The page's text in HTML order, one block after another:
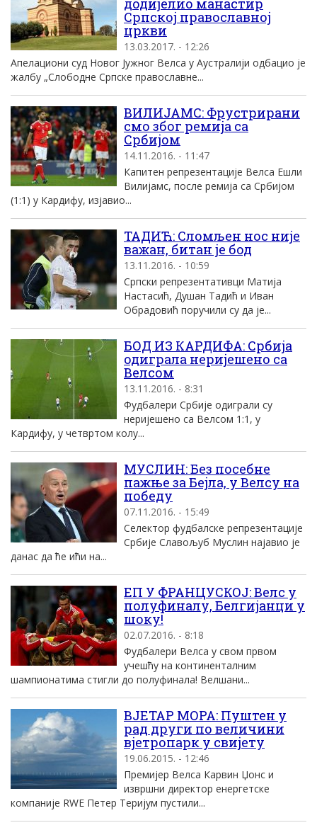
додијелио манастир
Српској православној
цркви
13.03.2017. - 12:26
Апелациони суд Новог Јужног Велса у Аустралији одбацио је
жалбу „Слободне Српске православне...
ВИЛИЈАМС: Фрустрирани
смо због ремија са
Србијом
14.11.2016. - 11:47
Капитен репрезентације Велса Ешли
Вилијамс, после ремија са Србијом
(1:1) у Кардифу, изјавио...
ТАДИЋ: Сломљен нос није
важан, битан је бод
13.11.2016. - 10:59
Српски репрезентативци Матија
Настасић, Душан Тадић и Иван
Обрадовић поручили су да је...
БОД ИЗ КАРДИФА: Србија
одиграла неријешено са
Велсом
13.11.2016. - 8:31
Фудбалери Србије одиграли су
неријешено са Велсом 1:1, у
Кардифу, у четвртом колу...
МУСЛИН: Без посебне
пажње за Бејла, у Велсу на
победу
07.11.2016. - 15:49
Селектор фудбалске репрезентације
Србије Славољуб Муслин најавио је
данас да ће ићи на...
ЕП У ФРАНЦУСКОЈ: Велс у
полуфиналу, Белгијанци у
шоку!
02.07.2016. - 8:18
Фудбалери Велса у свом првом
учешћу на континенталним
шампионатима стигли до полуфинала! Велшани...
ВЈЕТАР МОРА: Пуштен у
рад други по величини
вјетропарк у свијету
19.06.2015. - 12:46
Премијер Велса Карвин Џонс и
извршни директор енергетске
компаније RWE Петер Теријум пустили...